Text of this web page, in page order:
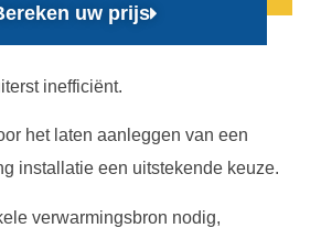
uw prijs
inefficiënt.
het laten aanleggen van een
installatie een uitstekende keuze.
verwarmingsbron nodig,